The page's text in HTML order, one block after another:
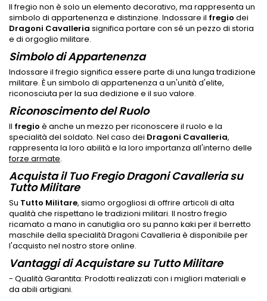
Il fregio non è solo un elemento decorativo, ma rappresenta un
simbolo di appartenenza e distinzione. Indossare il fregio dei
Dragoni Cavalleria significa portare con sé un pezzo di storia
e di orgoglio militare.
Simbolo di Appartenenza
Indossare il fregio significa essere parte di una lunga tradizione
militare. È un simbolo di appartenenza a un'unità d'elite,
riconosciuta per la sua dedizione e il suo valore.
Riconoscimento del Ruolo
Il fregio è anche un mezzo per riconoscere il ruolo e la
specialità del soldato. Nel caso dei Dragoni Cavalleria,
rappresenta la loro abilità e la loro importanza all'interno delle
forze armate.
Acquista il Tuo Fregio Dragoni Cavalleria su
Tutto Militare
Su Tutto Militare, siamo orgogliosi di offrire articoli di alta
qualità che rispettano le tradizioni militari. Il nostro fregio
ricamato a mano in canutiglia oro su panno kaki per il berretto
maschile della specialità Dragoni Cavalleria è disponibile per
l'acquisto nel nostro store online.
Vantaggi di Acquistare su Tutto Militare
- Qualità Garantita: Prodotti realizzati con i migliori materiali e
da abili artigiani.